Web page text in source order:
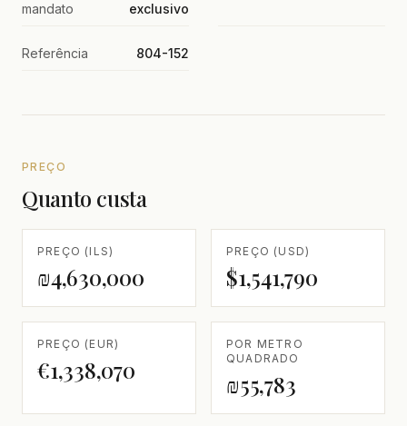
mandato
exclusivo
Referência 804-152
PREÇO
Quanto custa
PREÇO (ILS)
₪4,630,000
PREÇO (USD)
$1,541,790
PREÇO (EUR)
€1,338,070
POR METRO
QUADRADO
₪55,783